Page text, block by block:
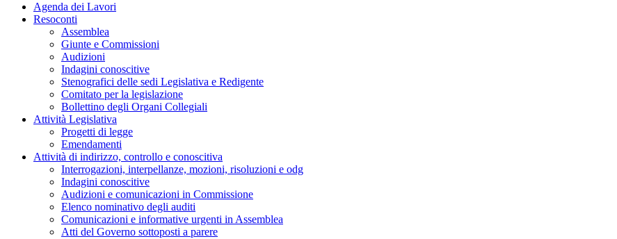
Agenda dei Lavori
Resoconti
Assemblea
Giunte e Commissioni
Audizioni
Indagini conoscitive
Stenografici delle sedi Legislativa e Redigente
Comitato per la legislazione
Bollettino degli Organi Collegiali
Attività Legislativa
Progetti di legge
Emendamenti
Attività di indirizzo, controllo e conoscitiva
Interrogazioni, interpellanze, mozioni, risoluzioni e odg
Indagini conoscitive
Audizioni e comunicazioni in Commissione
Elenco nominativo degli auditi
Comunicazioni e informative urgenti in Assemblea
Atti del Governo sottoposti a parere